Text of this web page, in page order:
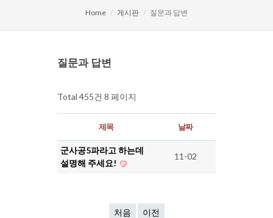
Home 게시판 질문과 답변
질문과 답변
Total 455건 8 페이지
제목 날짜
군사공5파라고 하는데
설명해 주세요!
11-02
처음 이전